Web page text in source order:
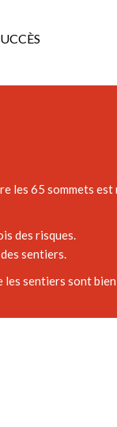
sur le lac
les 65 sommets
des risques.
sentiers.
les sentiers sont